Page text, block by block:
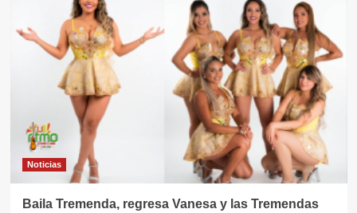
Noticias
Baila Tremenda, regresa Vanesa y las Tremendas